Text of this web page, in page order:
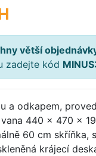
větší
zadejte kód
a odkapem,
440 x 470 x
60 cm skříňka,
krájecí